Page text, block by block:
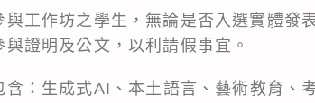
與工作坊之學生，無論是否入選實體發
證明及公文，以利請假事宜。
含：生成式AI、本土語言、藝術教育、